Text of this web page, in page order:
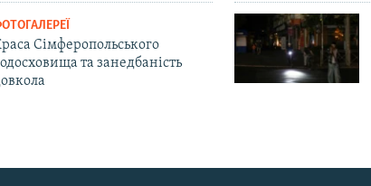
Сімферопольського
та занедбаність